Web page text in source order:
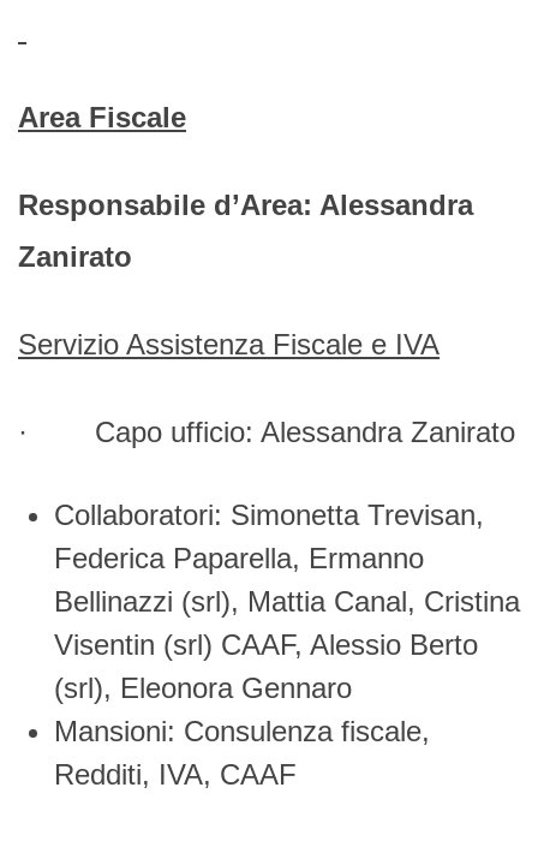
Area Fiscale
Responsabile d’Area: Alessandra
Zanirato
Servizio Assistenza Fiscale e IVA
· Capo ufficio: Alessandra Zanirato
Collaboratori: Simonetta Trevisan,
Federica Paparella, Ermanno
Bellinazzi (srl), Mattia Canal, Cristina
Visentin (srl) CAAF, Alessio Berto
(srl), Eleonora Gennaro
Mansioni: Consulenza fiscale,
Redditi, IVA, CAAF